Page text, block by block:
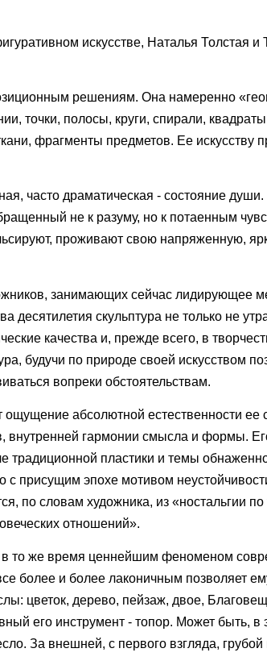
искусстве, Наталья Толстая
решениям. Она намеренно
точки, полосы, круги, спирали,
фрагменты предметов. Ее искусству
часто драматическая - состояние души.
не к разуму, но к потаенным
проживают свою напряженную,
занимающих сейчас лидирующее
десятилетия скульптура не только не
качества и, прежде всего, в
будучи по природе своей искусством
вопреки обстоятельствам.
ощущение абсолютной естественности ее
внутренней гармонии смысла и формы.
традиционной пластики и темы
с присущим эпохе мотивом
по словам художника, из «ностальгии по
отношений».
то же время ценнейшим феноменом
более и более лаконичным позволяет
цветок, дерево, пейзаж, двое,
его инструмент - топор. Может быть, в
За внешней, с первого взгляда, грубой